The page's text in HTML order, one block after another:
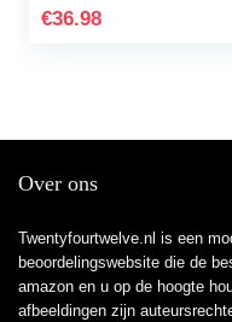
€36.98
Over ons
Twentyfourtwelve.nl is een
beoordelingswebsite die de
amazon en u op de hoogte
afbeeldingen zijn